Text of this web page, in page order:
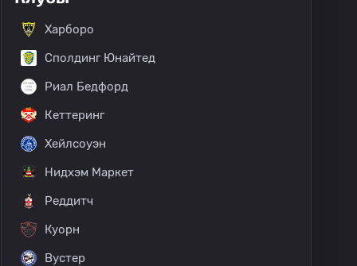
Харборо
Сполдинг Юнайтед
Риал Бедфорд
Кеттеринг
Хейлсоуэн
Нидхэм Маркет
Реддитч
Куорн
Вустер